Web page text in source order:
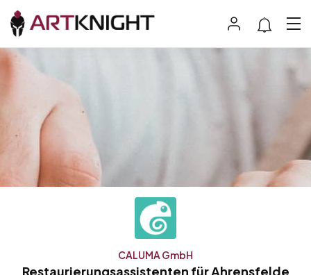
CALUMA GmbH
Restaurierungsassistenten für Ahrensfelde